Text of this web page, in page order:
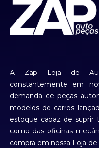
A Zap Loja de
constantemente em
demanda de peças
modelos de carros
estoque capaz de suprir
como das oficinas
compra em nossa Loja de